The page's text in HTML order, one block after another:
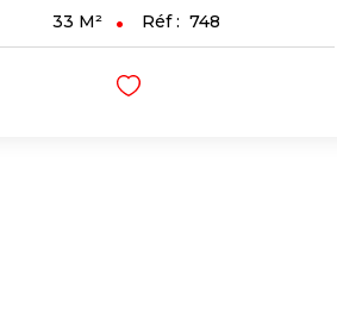
33 M² Réf : 748